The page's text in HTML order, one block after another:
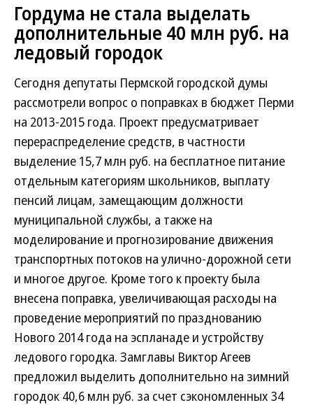
Гордума не стала выделать
дополнительные 40 млн руб. на
ледовый городок
Сегодня депутаты Пермской городской думы
рассмотрели вопрос о поправках в бюджет Перми
на 2013-2015 года. Проект предусматривает
перераспределение средств, в частности
выделение 15,7 млн руб. на бесплатное питание
отдельным категориям школьников, выплату
пенсий лицам, замещающим должности
муниципальной службы, а также на
моделирование и прогнозирование движения
транспортных потоков на улично-дорожной сети
и многое другое. Кроме того к проекту была
внесена поправка, увеличивающая расходы на
проведение мероприятий по празднованию
Нового 2014 года на эспланаде и устройству
ледового городка. Замглавы Виктор Агеев
предложил выделить дополнительно на зимний
городок 40,6 млн руб. за счет сэкономленных 34